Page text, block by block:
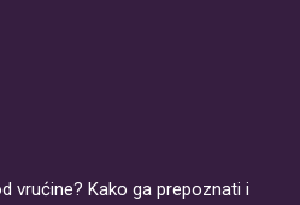
vrućine? Kako ga prepoznati i